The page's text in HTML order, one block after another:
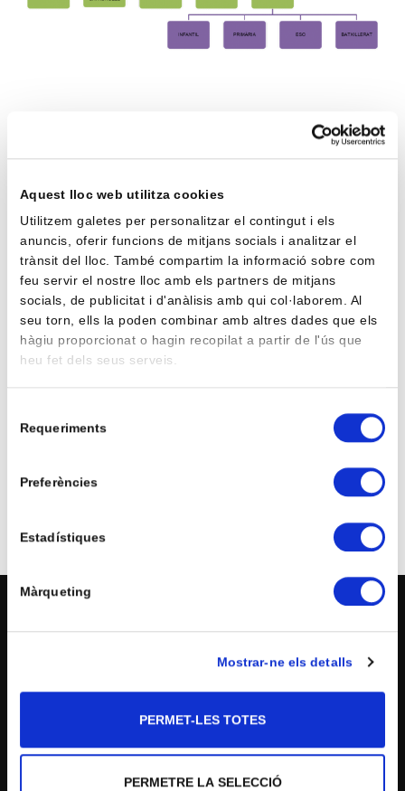
Aquest lloc web utilitza cookies
Utilitzem galetes per personalitzar el contingut i els
anuncis, oferir funcions de mitjans socials i analitzar el
trànsit del lloc. També compartim la informació sobre com
feu servir el nostre lloc amb els partners de mitjans
socials, de publicitat i d'anàlisis amb qui col·laborem. Al
seu torn, ells la poden combinar amb altres dades que els
hàgiu proporcionat o hagin recopilat a partir de l'ús que
heu fet dels seus serveis.
deRequeriments
Preferències
Estadístiques
Màrqueting
Mostrar-ne els detalls
PERMET-LES TOTES
PERMETRE LA SELECCIÓ
COL·LEGI
Equip humà